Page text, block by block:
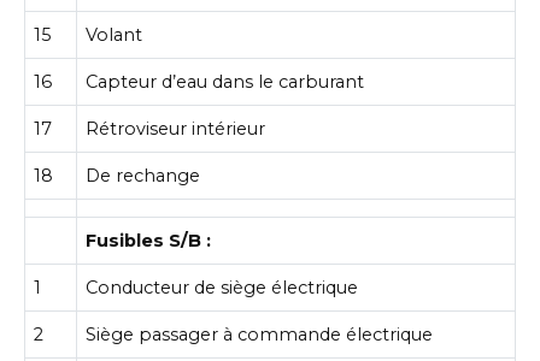
15 Volant
16 Capteur d’eau dans le carburant
17 Rétroviseur intérieur
18 De rechange
Fusibles S/B :
1 Conducteur de siège électrique
2 Siège passager à commande électrique